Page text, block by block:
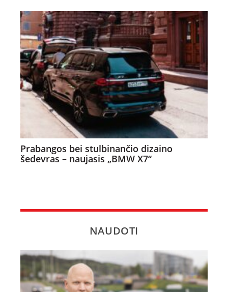
Prabangos bei stulbinančio dizaino
šedevras – naujasis „BMW X7“
NAUDOTI